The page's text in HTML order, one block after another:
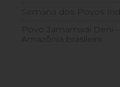
Semana dos Povos
Povo Jamamadi Deni
Amazônia brasileira